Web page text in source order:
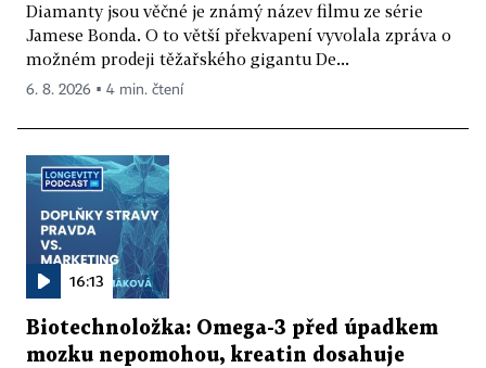
Diamanty jsou věčné je známý název filmu ze série
Jamese Bonda. O to větší překvapení vyvolala zpráva o
možném prodeji těžařského gigantu De...
6. 8. 2026 ▪ 4 min. čtení
16:13
Biotechnoložka: Omega-3 před úpadkem
mozku nepomohou, kreatin dosahuje